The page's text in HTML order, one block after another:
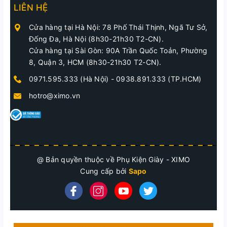
LIÊN HỆ
Cửa hàng tại Hà Nội: 78 Phố Thái Thịnh, Ngã Tư Sở,
Đống Đa, Hà Nội (8h30-21h30 T2-CN).
Cửa hàng tại Sài Gòn: 90A Trần Quốc Toản, Phường
8, Quận 3, HCM (8h30-21h30 T2-CN).
0971.595.333 (Hà Nội) - 0938.891.333 (TP.HCM)
hotro@ximo.vn
@ Bản quyền thuộc về Phụ Kiện Giày - XIMO
Cung cấp bởi Sapo